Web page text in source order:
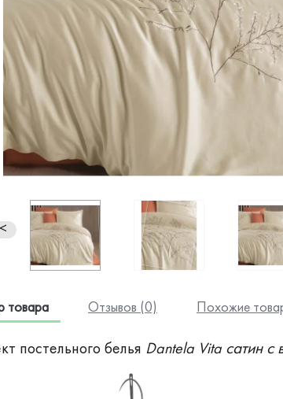
<
товара Отзывов (0) Похожие
постельного белья Dantela Vita сатин с